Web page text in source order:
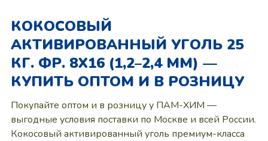
КОКОСОВЫЙ
АКТИВИРОВАННЫЙ УГОЛЬ 25
КГ. ФР. 8Х16 (1,2–2,4 ММ) —
КУПИТЬ ОПТОМ И В РОЗНИЦУ
Покупайте оптом и в розницу у ПАМ-ХИМ —
выгодные условия поставки по Москве и всей России.
Кокосовый активированный уголь премиум-класса